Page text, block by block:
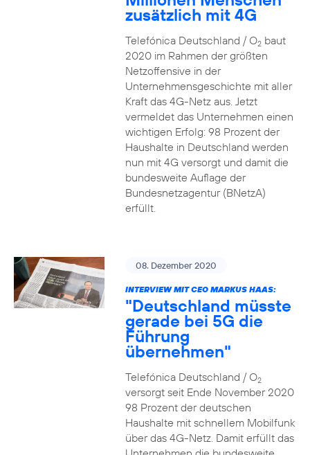
zusätzlich mit 4G
Telefónica Deutschland / O2baut
2020 im Rahmen der größten
Netzoffensive in der
Unternehmensgeschichte mit aller
Kraft das 4G-Netz aus. Jetzt
vermeldet das Unternehmen einen
wichtigen Erfolg: 98 Prozent der
Haushalte in Deutschland werden
nun mit 4G versorgt und damit die
bundesweite Auflage der
Bundesnetzagentur (BNetzA)
erfüllt.
08. Dezember 2020
INTERVIEW MIT CEO MARKUS HAAS:
"Deutschland müsste
gerade bei 5G die
Führung
übernehmen"
Telefónica Deutschland / O2
versorgt seit Ende November 2020
98 Prozent der deutschen
Haushalte mit schnellem Mobilfunk
über das 4G-Netz. Damit erfüllt das